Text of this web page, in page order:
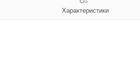
Характеристики